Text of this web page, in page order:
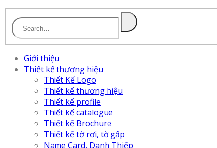
Giới thiệu
Thiết kế thương hiệu
Thiết Kế Logo
Thiết kế thương hiệu
Thiết kế profile
Thiết kế catalogue
Thiết kế Brochure
Thiết kế tờ rơi, tờ gấp
Name Card, Danh Thiếp